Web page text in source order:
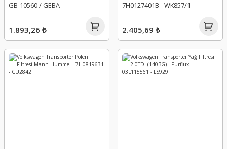
GB-10560 / GEBA
1.893,26 ₺
7H0127401B - WK857/1
2.405,69 ₺